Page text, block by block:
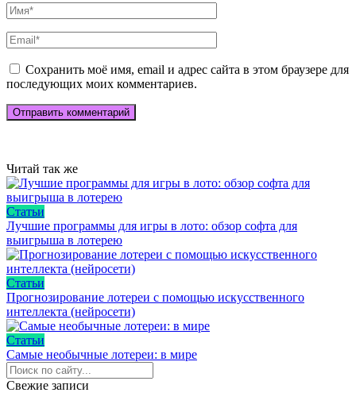
Сохранить моё имя, email и адрес сайта в этом браузере для
последующих моих комментариев.
Читай так же
Статьи
Лучшие программы для игры в лото: обзор софта для
выигрыша в лотерею
Статьи
Прогнозирование лотереи с помощью искусственного
интеллекта (нейросети)
Статьи
Самые необычные лотереи: в мире
Свежие записи